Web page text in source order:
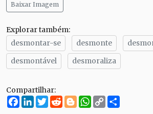
Baixar Imagem
Explorar também:
desmontar-se
desmonte
desmontável
desmoraliza
Compartilhar:
Facebook
LinkedIn
Twitter
RedditBloggerWhatsApp
Copy
Link